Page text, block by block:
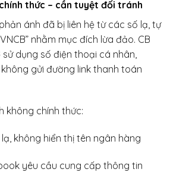
thức – cần tuyệt đối tránh
ánh đã bị liên hệ từ các số lạ, tự
nhằm mục đích lừa đảo. CB
dụng số điện thoại cá nhân,
không gửi đường link thanh toán
không chính thức:
không hiển thị tên ngân hàng
yêu cầu cung cấp thông tin